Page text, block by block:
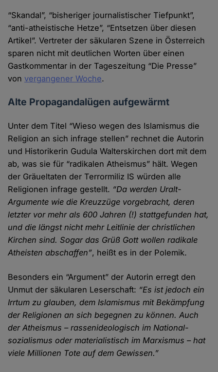
“Skandal”, “bisheriger journalistischer Tiefpunkt”,
“anti-atheistische Hetze”, “Entsetzen über diesen
Artikel”. Vertreter der säkularen Szene in Österreich
sparen nicht mit deutlichen Worten über einen
Gastkommentar in der Tageszeitung “Die Presse”
vonvergangener Woche.
Alte Propagandalügen aufgewärmt
Unter dem Titel “Wieso wegen des Islamismus die
Religion an sich infrage stellen” rechnet die Autorin
und Historikerin Gudula Walterskirchen dort mit dem
ab, was sie für “radikalen Atheismus” hält. Wegen
der Gräuel­taten der Terrormiliz IS würden alle
Religionen infrage gestellt. “Da werden Uralt-
Argumente wie die Kreuz­züge vorge­bracht, deren
letzter vor mehr als 600 Jahren (!) statt­gefunden hat,
und die längst nicht mehr Leit­linie der christlichen
Kirchen sind. Sogar das Grüß Gott wollen radikale
Atheisten abschaffen”, heißt es in der Polemik.
Besonders ein “Argument” der Autorin erregt den
Unmut der säkularen Leser­schaft: “Es ist jedoch ein
Irr­tum zu glauben, dem Islamismus mit Bekämpfung
der Religionen an sich begegnen zu können. Auch
der Atheismus – rassen­ideologisch im National­
sozialismus oder materialistisch im Marxismus – hat
viele Millionen Tote auf dem Gewissen.”